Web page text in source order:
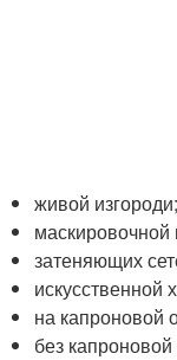
живой изгороди;
затеняющих
искусственной
на капроновой
без